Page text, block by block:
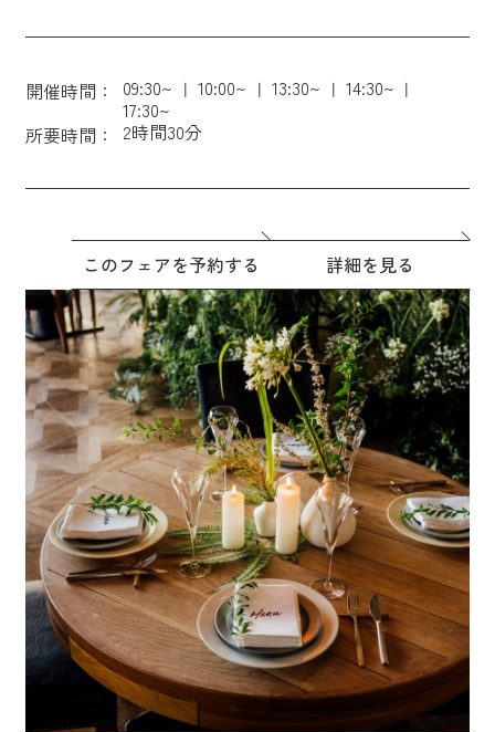
開催時間： 09:30~ 10:00~ 13:30~
14:30~
17:30~
所要時間：
2時間30分
このフェアを予約する 詳細を見る